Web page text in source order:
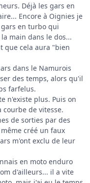
Déjà les gars en
Encore à Oignies je
en turbo qui
main dans le dos...
que cela aura "bien
dans le Namurois
des temps, alors qu'il
farfelus.
n'existe plus. Puis on
de vitesse.
de sorties par des
créé un faux
m'ont exclu de leur
en moto enduro
d'ailleurs... il a vite